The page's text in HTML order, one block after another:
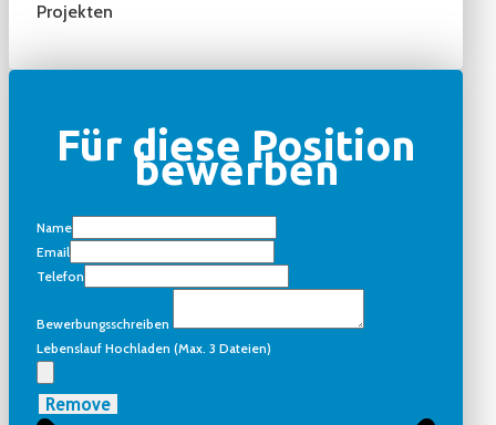
Projekten
Für diese Position
bewerben
Name
Email
Telefon
Bewerbungsschreiben
Lebenslauf Hochladen (max. 3 Dateien)
Remove